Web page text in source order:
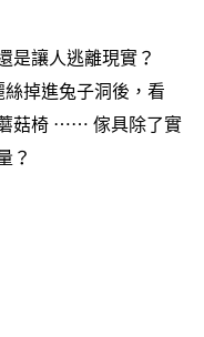
是讓人逃離現實？
掉進兔子洞後 ， 看
菇椅 ⋯⋯ 傢具除了實
？